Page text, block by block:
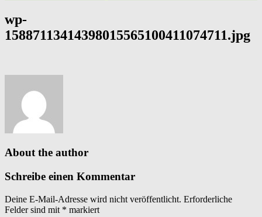
wp-
15887113414398015565100411074711.jpg
About the author
Schreibe einen Kommentar
Deine E-Mail-Adresse wird nicht veröffentlicht. Erforderliche
Felder sind mit * markiert